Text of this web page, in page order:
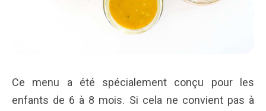
Ce menu a été spécialement conçu pour les
enfants de 6 à 8 mois. Si cela ne convient pas à